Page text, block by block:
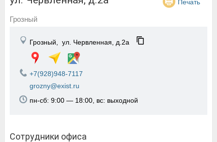
Печать
Грозный
Грозный, ул. Червленная, д.2а
+7(928)948-7117
grozny@exist.ru
пн-сб: 9:00 — 18:00, вс: выходной
Сотрудники офиса